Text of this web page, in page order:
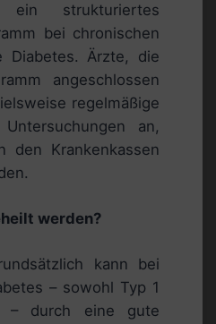
strukturiertes
bei chronischen
Diabetes. Ärzte, die
angeschlossen
regelmäßige
an,
den Krankenkassen
werden?
kann bei
– sowohl Typ 1
durch eine gute